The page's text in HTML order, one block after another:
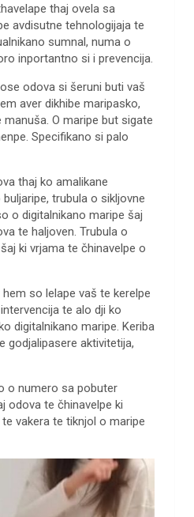
thaj ovela sa
avdisutne tehnologijaja te
sumnal, numa o
inportantno si i prevencija.
odova si šeruni buti vaš
aver dikhibe maripasko,
O maripe but sigate
Specifikano si palo
thaj ko amalikane
trubula o sikljovne
o digitalnikano maripe šaj
te haljoven. Trubula o
ki vrjama te čhinavelpe o
so lelape vaš te kerelpe
te alo dji ko
digitalnikano maripe. Keriba
godjalipasere aktivitetija,
o numero sa pobuter
odova te čhinavelpe ki
vakera te tiknjol o maripe